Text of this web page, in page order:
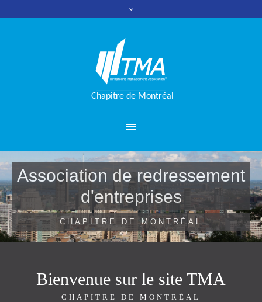
Association de redressement
d'entreprises
CHAPITRE DE MONTRÉAL
Bienvenue sur le site TMA
CHAPITRE DE MONTRÉAL